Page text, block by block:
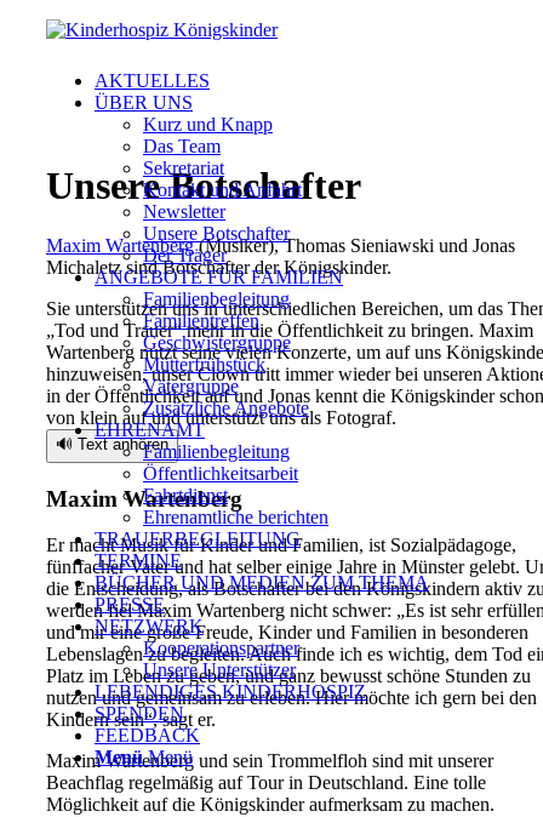
AKTUELLES
ÜBER UNS
Kurz und Knapp
Das Team
Sekretariat
Kontakt und Anfahrt
Newsletter
Unsere Botschafter
Der Träger
ANGEBOTE FÜR FAMILIEN
Familienbegleitung
Familientreffen
Geschwistergruppe
Mütterfrühstück
Vätergruppe
Zusätzliche Angebote
EHRENAMT
Familienbegleitung
Öffentlichkeitsarbeit
Fahrtdienst
Ehrenamtliche berichten
TRAUERBEGLEITUNG
TERMINE
BÜCHER UND MEDIEN ZUM THEMA
PRESSE
NETZWERK
Kooperationspartner
Unsere Unterstützer
LEBENDIGES KINDERHOSPIZ
SPENDEN
FEEDBACK
Menü Menü
Unsere Botschafter
Maxim Wartenberg(Musiker), Thomas Sieniawski und Jonas
Michaletz sind Botschafter der Königskinder.
Sie unterstützen uns in unterschiedlichen Bereichen, um das
„Tod und Trauer“ mehr in die Öffentlichkeit zu bringen. Maxim
Wartenberg nutzt seine vielen Konzerte, um auf uns
hinzuweisen, unser Clown tritt immer wieder bei unseren
in der Öffentlichkeit auf und Jonas kennt die Königskinder schon
von klein auf und unterstützt uns als Fotograf.
🔊 Text anhören
Maxim Wartenberg
Er macht Musik für Kinder und Familien, ist Sozialpädagoge,
fünffacher Vater und hat selber einige Jahre in Münster gelebt.
die Entscheidung, als Botschafter bei den Königskindern aktiv
werden fiel Maxim Wartenberg nicht schwer: „Es ist sehr
und mir eine große Freude, Kinder und Familien in besonderen
Lebenslagen zu begleiten. Auch finde ich es wichtig, dem Tod
Platz im Leben zu geben, und ganz bewusst schöne Stunden zu
nutzen und gemeinsam zu erleben. Hier möchte ich gern bei den
Kindern sein“, sagt er.
Maxim Wartenberg und sein Trommelfloh sind mit unserer
Beachflag regelmäßig auf Tour in Deutschland. Eine tolle
Möglichkeit auf die Königskinder aufmerksam zu machen.